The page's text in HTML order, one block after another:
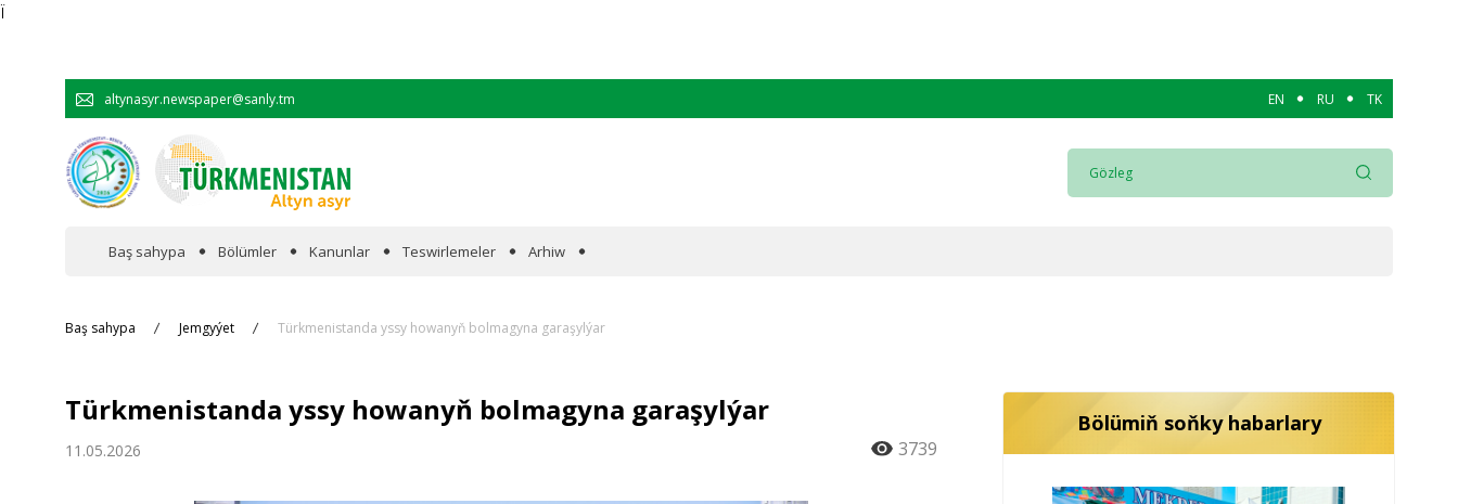
Ï
altynasyr.newspaper@sanly.tm EN RU TK
Baş sahypa Bölümler
Hyzmatdaşlyk
Kanunlar Teswirlemeler Arhiw
Baş sahypa Jemgyýet Türkmenistanda yssy howanyň bolmagyna garaşylýar
Türkmenistanda yssy howanyň bolmagyna garaşylýar
11.05.2026 3739
Bölümiň soňky habarlary